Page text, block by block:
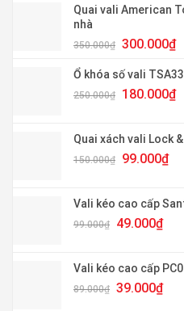
là:
Quai vali American
nhà
350.000₫ Giá
là:
350.000₫.
300.000₫Giá
là:
Ổ khóa số vali
250.000₫
Giá
250.000₫.
180.000₫Giá
là:
Quai xách vali Lock
150.000₫
Giá
150.000₫.
99.000₫Giá
là:
Vali kéo cao cấp
99.000₫
Giá
99.000₫.
49.000₫Giá
là:
Vali kéo cao cấp
89.000₫ Giá
39.000₫Giá